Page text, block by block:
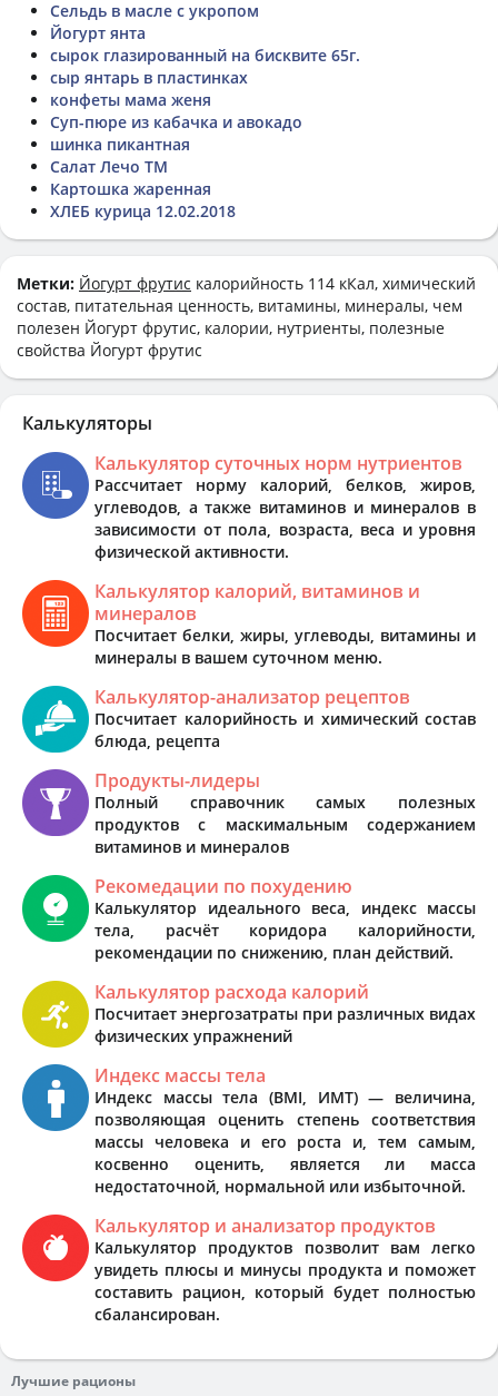
Сельдь в масле с укропом
Йогурт янта
сырок глазированный на бисквите 65г.
сыр янтарь в пластинках
конфеты мама женя
Суп-пюре из кабачка и авокадо
шинка пикантная
Салат Лечо ТМ
Картошка жаренная
ХЛЕБ курица 12.02.2018
Метки: Йогурт фрутис калорийность 114 кКал, химический
состав, питательная ценность, витамины, минералы, чем
полезен Йогурт фрутис, калории, нутриенты, полезные
свойства Йогурт фрутис
Калькуляторы
Калькулятор суточных норм нутриентов
Рассчитает норму калорий, белков, жиров,
углеводов, а также витаминов и минералов в
зависимости от пола, возраста, веса и уровня
физической активности.
Калькулятор калорий, витаминов и
минералов
Посчитает белки, жиры, углеводы, витамины и
минералы в вашем суточном меню.
Калькулятор-анализатор рецептов
Посчитает калорийность и химический состав
блюда, рецепта
Продукты-лидеры
Полный справочник самых полезных
продуктов с маскимальным содержанием
витаминов и минералов
Рекомедации по похудению
Калькулятор идеального веса, индекс массы
тела, расчёт коридора калорийности,
рекомендации по снижению, план действий.
Калькулятор расхода калорий
Посчитает энергозатраты при различных видах
физических упражнений
Индекс массы тела
Индекс массы тела (BMI, ИМТ) — величина,
позволяющая оценить степень соответствия
массы человека и его роста и, тем самым,
косвенно оценить, является ли масса
недостаточной, нормальной или избыточной.
Калькулятор и анализатор продуктов
Калькулятор продуктов позволит вам легко
увидеть плюсы и минусы продукта и поможет
составить рацион, который будет полностью
сбалансирован.
Лучшие рационы